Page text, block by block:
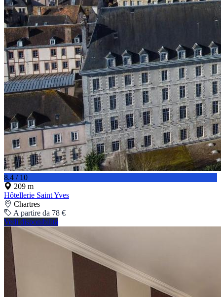
8.4 / 10
209 m
Hôtellerie Saint Yves
Chartres
A partire da 78 €
Vedi disponibilità